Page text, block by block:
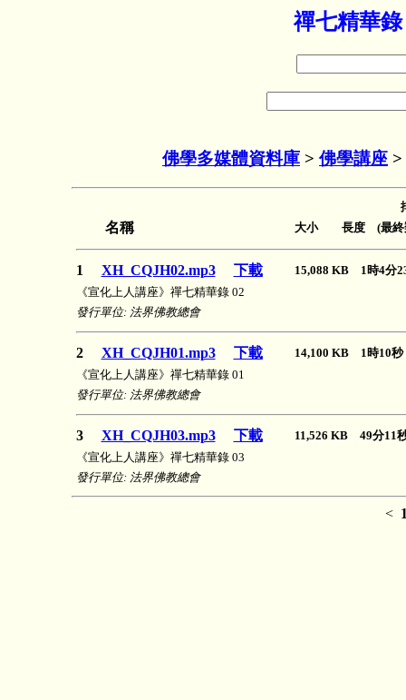
禪七精華
佛學多媒體資料庫 > 佛學講座 >
名稱 大小 長度 (最終
1 XH_CQJH02.mp3 下載
15,088 KB 1時4
《宣化上人講座》禪七精華錄 02
發行單位: 法界佛教總會
2 XH_CQJH01.mp3 下載
14,100 KB 1時10
《宣化上人講座》禪七精華錄 01
發行單位: 法界佛教總會
3 XH_CQJH03.mp3 下載
11,526 KB 49分
《宣化上人講座》禪七精華錄 03
發行單位: 法界佛教總會
<